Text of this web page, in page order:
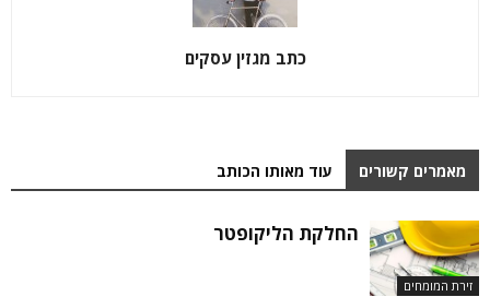
כתב מגזין עסקים
מאמרים קשורים עוד מאותו הכותב
זירת המומחים
החלקת הליקופטר